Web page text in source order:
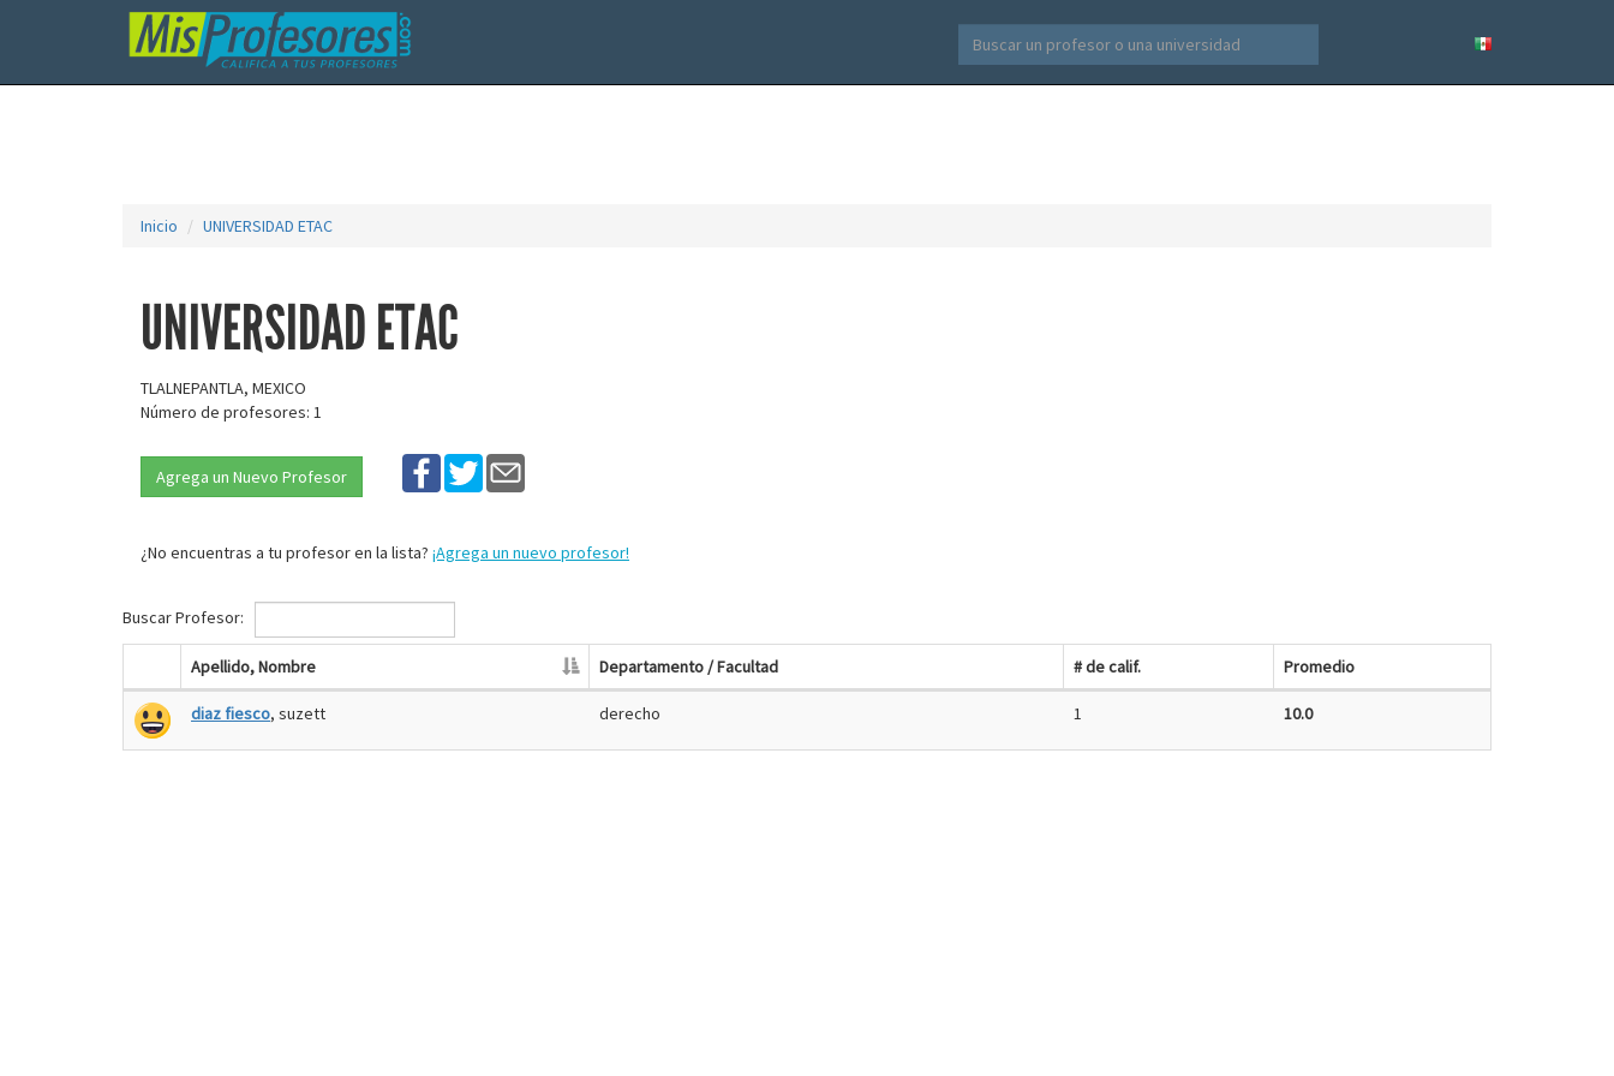
Inicio UNIVERSIDAD ETAC
UNIVERSIDAD ETAC
TLALNEPANTLA, MEXICO
Número de profesores: 1
Agrega un Nuevo Profesor
¿No encuentras a tu profesor en la lista? ¡Agrega un nuevo profesor!
Buscar Profesor:
Apellido, Nombre Departamento / Facultad # de calif. Promedio
diaz fiesco, suzett derecho 1 10.0